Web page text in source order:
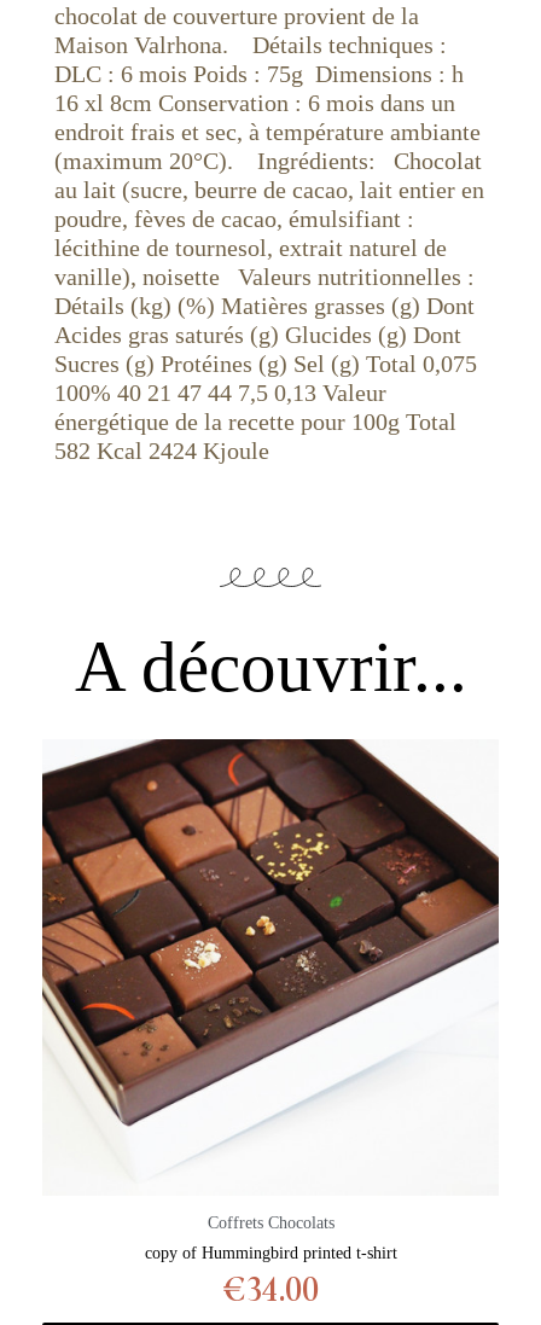
chocolat de couverture provient de la
Maison Valrhona. Détails techniques :
DLC : 6 mois Poids : 75g Dimensions : h
16 xl 8cm Conservation : 6 mois dans un
endroit frais et sec, à température ambiante
(maximum 20°C). Ingrédients: Chocolat
au lait (sucre, beurre de cacao, lait entier en
poudre, fèves de cacao, émulsifiant :
lécithine de tournesol, extrait naturel de
vanille), noisette Valeurs nutritionnelles :
Détails (kg) (%) Matières grasses (g) Dont
Acides gras saturés (g) Glucides (g) Dont
Sucres (g) Protéines (g) Sel (g) Total 0,075
100% 40 21 47 44 7,5 0,13 Valeur
énergétique de la recette pour 100g Total
582 Kcal 2424 Kjoule
A découvrir...
Coffrets Chocolats
copy of Hummingbird printed t-shirt
€34.00